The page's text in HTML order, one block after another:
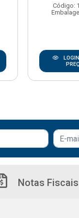
Código:
Notas Fiscais